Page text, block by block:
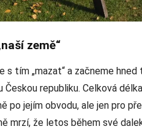
země“
s tím „mazat“ a začneme
republiku. Celková
po jejím obvodu, ale jen pro
mrzí, že letos během své